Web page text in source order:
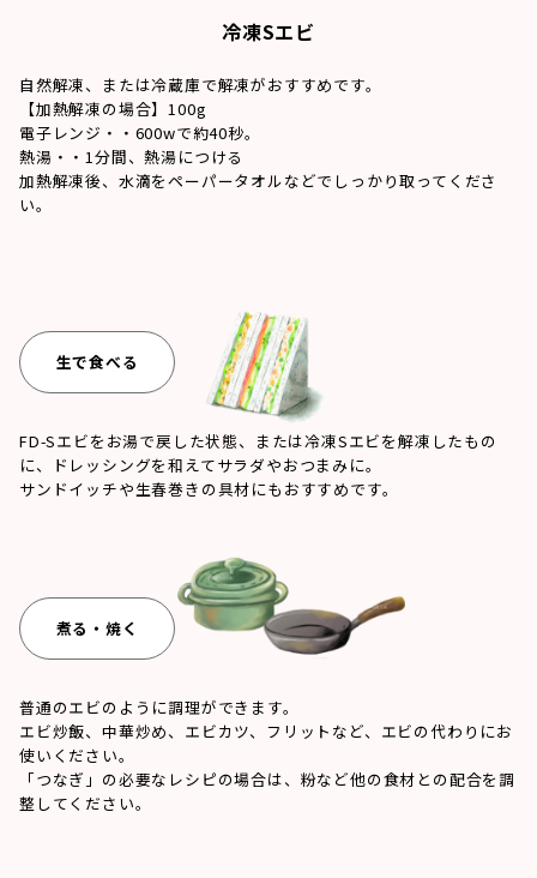
冷凍Sエビ
自然解凍、または冷蔵庫で解凍がおすすめです。
【加熱解凍の場合】100g
電子レンジ・・600wで約40秒。
熱湯・・1分間、熱湯につける
加熱解凍後、水滴をペーパータオルなどでしっかり取ってくださ
い。
生で食べる
FD-Sエビをお湯で戻した状態、または冷凍Sエビを解凍したもの
に、ドレッシングを和えてサラダやおつまみに。
サンドイッチや生春巻きの具材にもおすすめです。
煮る・焼く
普通のエビのように調理ができます。
エビ炒飯、中華炒め、エビカツ、フリットなど、エビの代わりにお
使いください。
「つなぎ」の必要なレシピの場合は、粉など他の食材との配合を調
整してください。